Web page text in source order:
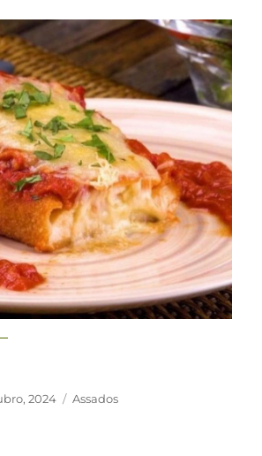
2024 Categorias
Assados